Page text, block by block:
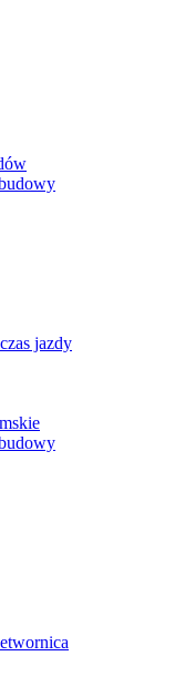
jazdy